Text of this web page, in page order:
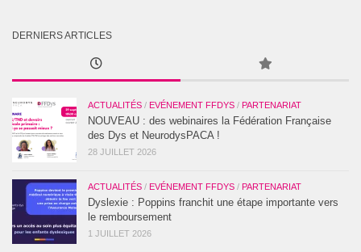
DERNIERS ARTICLES
ACTUALITÉS / EVÉNEMENT FFDYS / PARTENARIAT
NOUVEAU : des webinaires la Fédération Française
des Dys et NeurodysPACA !
28 JUILLET 2026
ACTUALITÉS / EVÉNEMENT FFDYS / PARTENARIAT
Dyslexie : Poppins franchit une étape importante vers
le remboursement
1 JUILLET 2026